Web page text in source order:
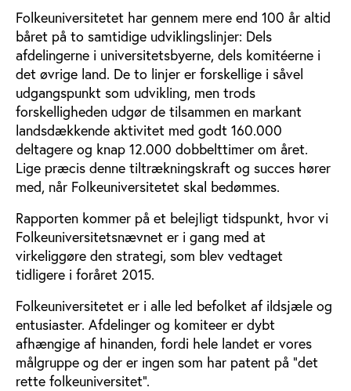
Folkeuniversitetet har gennem mere end 100 år altid
båret på to samtidige udviklingslinjer: Dels
afdelingerne i universitetsbyerne, dels komitéerne i
det øvrige land. De to linjer er forskellige i såvel
udgangspunkt som udvikling, men trods
forskelligheden udgør de tilsammen en markant
landsdækkende aktivitet med godt 160.000
deltagere og knap 12.000 dobbelttimer om året.
Lige præcis denne tiltrækningskraft og succes hører
med, når Folkeuniversitetet skal bedømmes.
Rapporten kommer på et belejligt tidspunkt, hvor vi
Folkeuniversitetsnævnet er i gang med at
virkeliggøre den strategi, som blev vedtaget
tidligere i foråret 2015.
Folkeuniversitetet er i alle led befolket af ildsjæle og
entusiaster. Afdelinger og komiteer er dybt
afhængige af hinanden, fordi hele landet er vores
målgruppe og der er ingen som har patent på ”det
rette folkeuniversitet”.